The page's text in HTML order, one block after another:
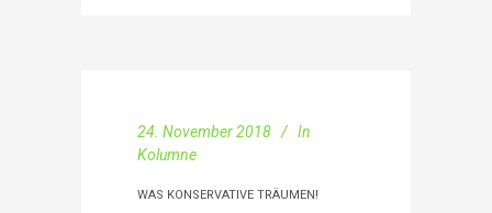
24. November 2018
In
Kolumne
WAS KONSERVATIVE TRÄUMEN!